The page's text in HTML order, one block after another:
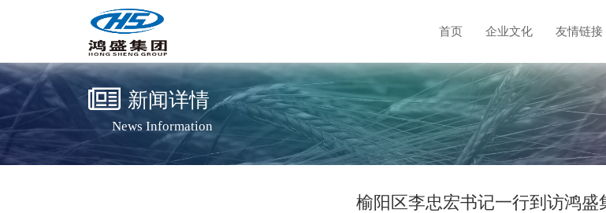
首页 企业文化 友情链接
新闻详情
News Information
榆阳区李忠宏书记一行到访鸿盛